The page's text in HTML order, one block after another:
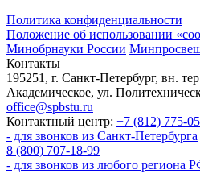
Политика конфиденциальности
Положение об использовании
Минобрнауки России
Контакты
195251, г. Санкт-Петербург, вн.
Академическое, ул.
office@spbstu.ru
Контактный центр: +7 (812) 775-
- для звонков из Санкт-Петербурга
8 (800) 707-18-99
- для звонков из любого региона